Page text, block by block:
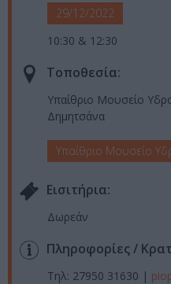
29/12/2022
10:30 & 12:30
Τοποθεσία:
Υπαίθριο Μουσείο
Δημητσάνα
Υπαίθριο Μουσείο
Eισιτήρια:
Δωρεάν
Πληροφορίες /
Τηλ: 27950 31630 |